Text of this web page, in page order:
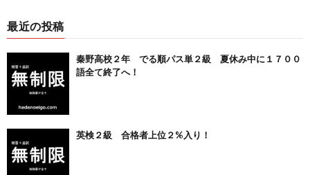
最近の投稿
秦野高校２年 でる順パス単２級 夏休み中に１７００
語全て終了へ！
英検２級 合格者上位２%入り！